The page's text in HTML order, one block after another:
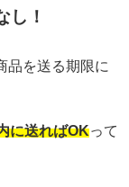
し！
品を送る期限に
に送ればOKって